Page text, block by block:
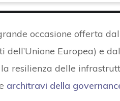
occasione offerta
dell’Unione Europea) e
resilienza delle
architravi della